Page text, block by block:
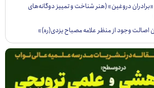
(هنر شناخت و تمییز دوگانه‌های
از منظر علامه مصباح يزدی(ره)»